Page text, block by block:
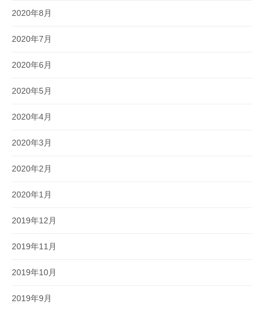
2020年8月
2020年7月
2020年6月
2020年5月
2020年4月
2020年3月
2020年2月
2020年1月
2019年12月
2019年11月
2019年10月
2019年9月